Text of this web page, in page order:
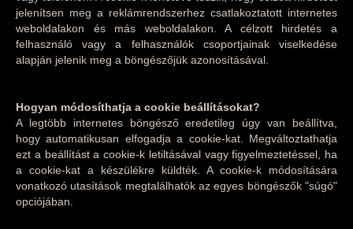
jelenítsen meg a reklámrendszerhez csatlakoztatott internetes
weboldalakon és más weboldalakon. A célzott hirdetés a
felhasználó vagy a felhasználók csoportjainak viselkedése
alapján jelenik meg a böngészőjük azonosításával.
Hogyan módosíthatja a cookie beállításokat?
A legtöbb internetes böngésző eredetileg úgy van beállítva,
hogy automatikusan elfogadja a cookie-kat. Megváltoztathatja
ezt a beállítást a cookie-k letiltásával vagy figyelmeztetéssel, ha
a cookie-kat a készülékre küldték. A cookie-k módosítására
vonatkozó utasítások megtalálhatók az egyes böngészők "súgó"
opciójában.